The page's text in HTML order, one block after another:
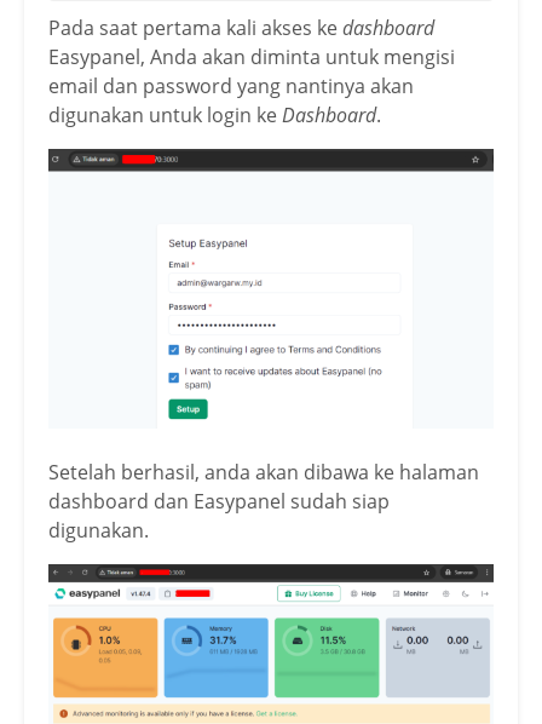
Pada saat pertama kali akses kedashboard
Easypanel, Anda akan diminta untuk mengisi
email dan password yang nantinya akan
digunakan untuk login keDashboard.
Setelah berhasil, anda akan dibawa ke halaman
dashboard dan Easypanel sudah siap
digunakan.